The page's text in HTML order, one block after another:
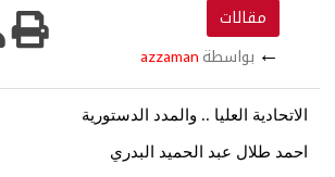
azzaman
العليا .. والمدد الدستورية
عبد الحميد البدري